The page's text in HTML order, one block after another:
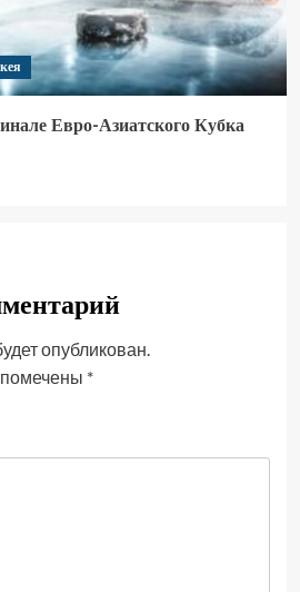
Евро-Азиатского Кубка
опубликован.
*